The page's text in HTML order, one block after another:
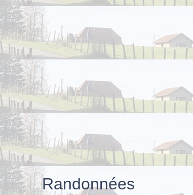
Randonnées